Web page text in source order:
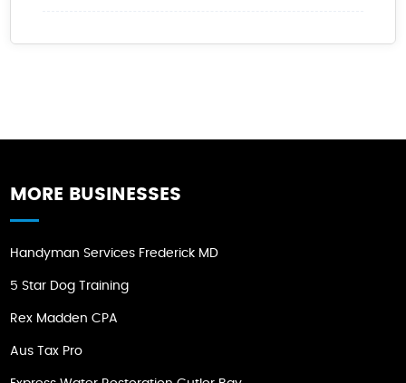
MORE BUSINESSES
Handyman Services Frederick MD
5 Star Dog Training
Rex Madden CPA
Aus Tax Pro